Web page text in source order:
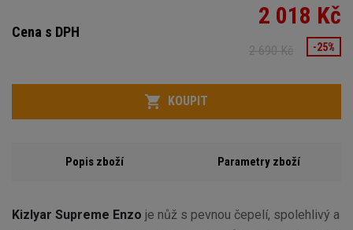
Cena s DPH
2 018 Kč
2 690 Kč -25%
Počet
KOUPIT
Popis zboží Parametry zboží
Kizlyar Supreme Enzo je nůž s pevnou čepelí, spolehlivý a